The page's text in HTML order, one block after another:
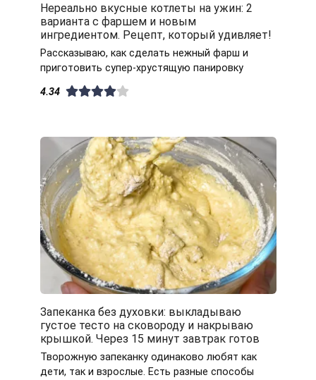
Нереально вкусные котлеты на ужин: 2
варианта с фаршем и новым
ингредиентом. Рецепт, который удивляет!
Рассказываю, как сделать нежный фарш и
приготовить супер-хрустящую панировку
4.34
Запеканка без духовки: выкладываю
густое тесто на сковороду и накрываю
крышкой. Через 15 минут завтрак готов
Творожную запеканку одинаково любят как
дети, так и взрослые. Есть разные способы